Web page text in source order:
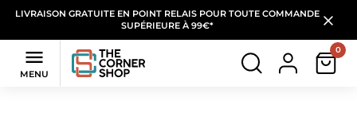
LIVRAISON GRATUITE EN POINT RELAIS POUR TOUTE COMMANDE
SUPÉRIEURE À 99€*

MENU
0